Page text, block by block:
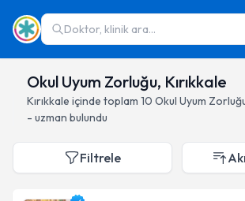
Doktor, klinik ara...
Okul Uyum Zorluğu, Kırıkkale
Kırıkkale içinde toplam 10 Okul Uyum
- uzman bulundu
Filtrele